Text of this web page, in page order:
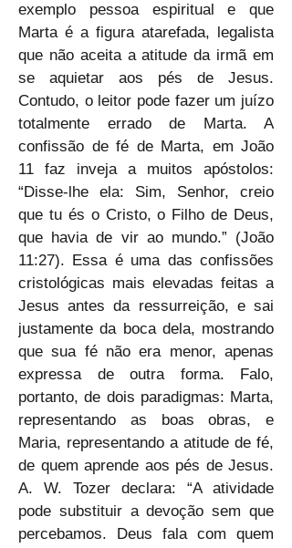
exemplo pessoa espiritual e que
Marta é a figura atarefada, legalista
que não aceita a atitude da irmã em
se aquietar aos pés de Jesus.
Contudo, o leitor pode fazer um juízo
totalmente errado de Marta. A
confissão de fé de Marta, em João
11 faz inveja a muitos apóstolos:
“Disse-lhe ela: Sim, Senhor, creio
que tu és o Cristo, o Filho de Deus,
que havia de vir ao mundo.” (João
11:27). Essa é uma das confissões
cristológicas mais elevadas feitas a
Jesus antes da ressurreição, e sai
justamente da boca dela, mostrando
que sua fé não era menor, apenas
expressa de outra forma. Falo,
portanto, de dois paradigmas: Marta,
representando as boas obras, e
Maria, representando a atitude de fé,
de quem aprende aos pés de Jesus.
A. W. Tozer declara: “A atividade
pode substituir a devoção sem que
percebamos. Deus fala com quem